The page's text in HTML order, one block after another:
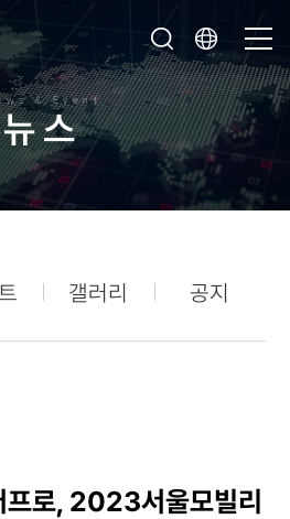
& Event
뉴스
갤러리 공지
로, 2023서울모빌리